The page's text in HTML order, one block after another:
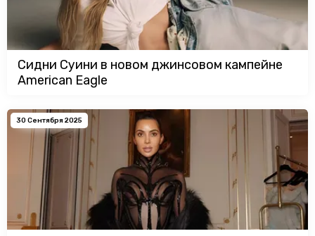
Сидни Суини в новом джинсовом кампейне
American Eagle
30 Сентября 2025